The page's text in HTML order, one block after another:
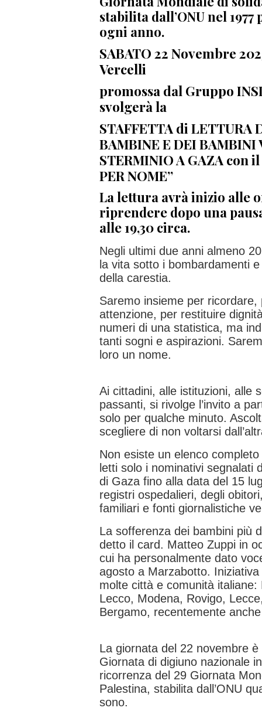
stabilita dall’ONU nel
ogni anno.
SABATO 22 Novembre
Vercelli
promossa dal Gruppo
svolgerà la
STAFFETTA di LETTURA
BAMBINE E DEI
STERMINIO A GAZA con
PER NOME”
La lettura avrà inizio alle
riprendere dopo una
alle 19,30 circa.
Negli ultimi due anni almeno
la vita sotto i bombardamenti
della carestia.
Saremo insieme per ricordare,
attenzione, per restituire
numeri di una statistica, ma
tanti sogni e aspirazioni.
loro un nome.
Ai cittadini, alle istituzioni, alle
passanti, si rivolge l’invito a
solo per qualche minuto.
scegliere di non voltarsi
Non esiste un elenco
letti solo i nominativi segnalati
di Gaza fino alla data del 15
registri ospedalieri, degli
familiari e fonti giornalistiche
La sofferenza dei bambini più
detto il card. Matteo Zuppi in
cui ha personalmente dato
agosto a Marzabotto.
molte città e comunità
Lecco, Modena, Rovigo,
Bergamo, recentemente
La giornata del 22 novembre
Giornata di digiuno nazionale
ricorrenza del 29 Giornata
Palestina, stabilita dall’ONU
sono.